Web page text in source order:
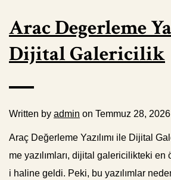
Arac Degerleme
Dijital Galericilik
Written by admin on Temmuz 28,
Araç Değerleme Yazılımı ile Dijital
me yazılımları, dijital galericilikteki
i haline geldi. Peki, bu yazılımlar